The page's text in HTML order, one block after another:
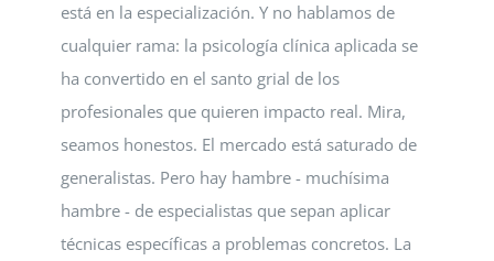
está en la especialización. Y no hablamos de
cualquier rama: la psicología clínica aplicada se
ha convertido en el santo grial de los
profesionales que quieren impacto real. Mira,
seamos honestos. El mercado está saturado de
generalistas. Pero hay hambre - muchísima
hambre - de especialistas que sepan aplicar
técnicas específicas a problemas concretos. La